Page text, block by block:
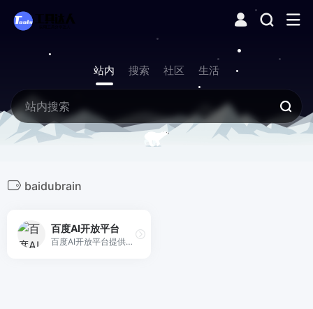
站内 搜索 社区 生活
baidubrain
百度AI开放平台
百度AI开放平台提供全球领先的语音、图像、NLP等多项人工智能技术，开放对话式人工智能系统、智能驾驶系统两大行业生态，共享AI领域最新的应用场景和解决方案，帮您提升竞争力，开创未来。